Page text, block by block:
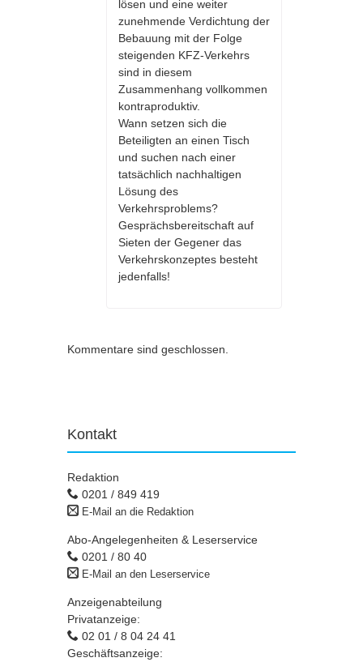
lösen und eine weiter
zunehmende Verdichtung der
Bebauung mit der Folge
steigenden KFZ-Verkehrs
sind in diesem
Zusammenhang vollkommen
kontraproduktiv.
Wann setzen sich die
Beteiligten an einen Tisch
und suchen nach einer
tatsächlich nachhaltigen
Lösung des
Verkehrsproblems?
Gesprächsbereitschaft auf
Sieten der Gegener das
Verkehrskonzeptes besteht
jedenfalls!
Kommentare sind geschlossen.
Kontakt
Redaktion
0201 / 849 419
E-Mail an die Redaktion
Abo-Angelegenheiten & Leserservice
0201 / 80 40
E-Mail an den Leserservice
Anzeigenabteilung
Privatanzeige:
02 01 / 8 04 24 41
Geschäftsanzeige: